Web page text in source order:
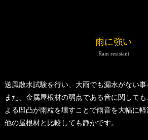
雨に強い
Rain resistant
送風散水試験を行い、大雨でも漏水がない事
また、金属屋根材の弱点である音に関して
よる凹凸が雨粒を壊すことで雨音を大幅に軽
他の屋根材と比較しても静かです。